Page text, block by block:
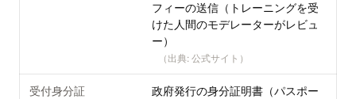
フィーの送信（トレーニングを受
けた人間のモデレーターがレビュ
ー）
（出典: 公式サイト ）
受付身分証
政府発行の身分証明書（パスポー